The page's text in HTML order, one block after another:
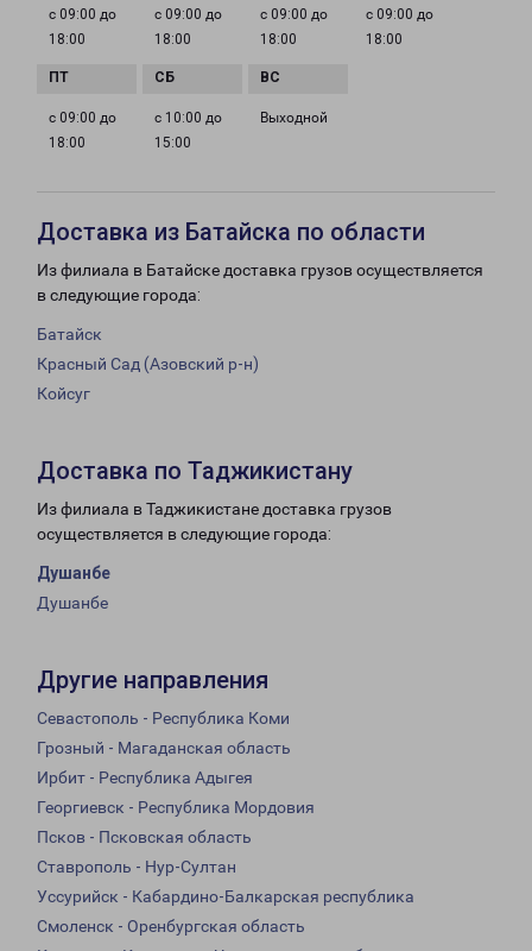
с 09:00 до
18:00
с 09:00 до
18:00
с 09:00 до
18:00
с 09:00 до
18:00
с 09:00 до
18:00
с 10:00 до
15:00
Выходной
Доставка из Батайска по области
Из филиала в Батайске доставка грузов осуществляется
в следующие города:
Батайск
Красный Сад (Азовский р-н)
Койсуг
Доставка по Таджикистану
Из филиала в Таджикистане доставка грузов
осуществляется в следующие города:
Душанбе
Душанбе
Другие направления
Севастополь - Республика Коми
Грозный - Магаданская область
Ирбит - Республика Адыгея
Георгиевск - Республика Мордовия
Псков - Псковская область
Ставрополь - Нур-Султан
Уссурийск - Кабардино-Балкарская республика
Смоленск - Оренбургская область